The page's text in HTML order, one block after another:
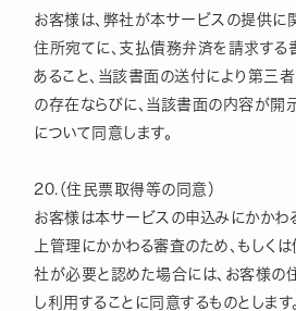
お客様は、弊社が本サービスの提供に
住所宛てに、支払債務弁済を請求する
あること、当該書面の送付により第三
の存在ならびに、当該書面の内容が開
について同意します。
20.（住民票取得等の同意）
お客様は本サービスの申込みにかかわ
上管理にかかわる審査のため、もしく
社が必要と認めた場合には、お客様の
し利用することに同意するものとします